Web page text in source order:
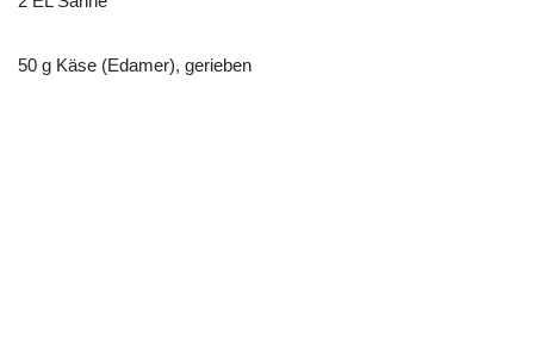
50 g Käse (Edamer), gerieben